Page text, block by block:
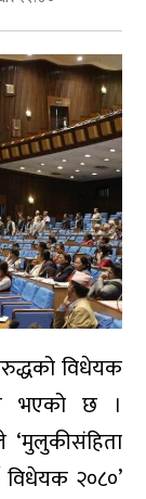
छलफल
समावेशी र
गर्ने
र युवाको
संकट
रोगबाट
विधेयक
भएको छ ।
२०८०’